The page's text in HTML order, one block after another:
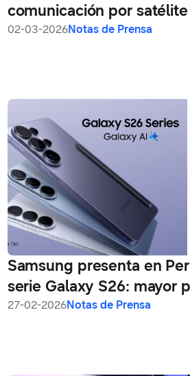
comunicación por
smartphones Galaxy en
02-03-2026Notas de Prensa
Samsung presenta en
serie Galaxy S26: mayor
un verdadero AI Phone
27-02-2026Notas de Prensa